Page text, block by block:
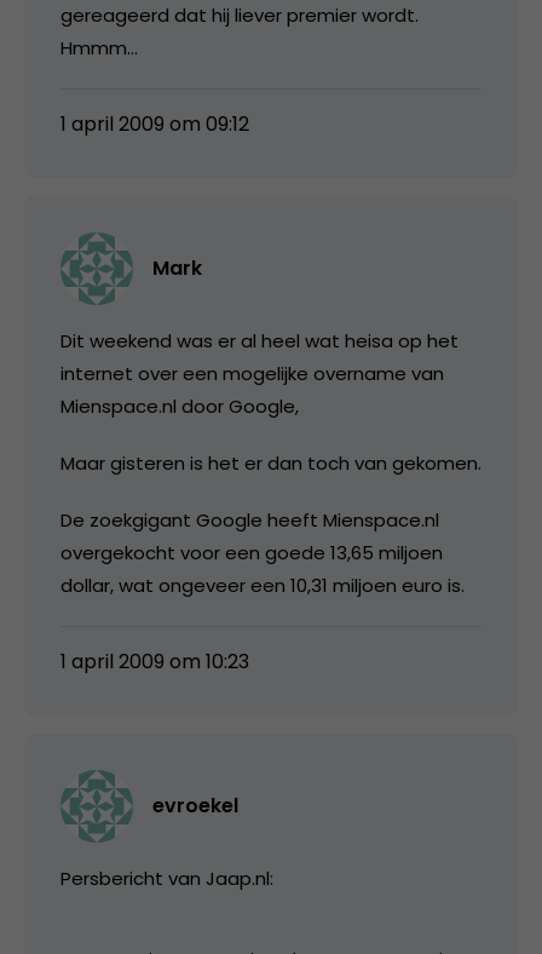
gereageerd dat hij liever premier wordt.
Hmmm…
1 april 2009 om 09:12
Mark
Dit weekend was er al heel wat heisa op het
internet over een mogelijke overname van
Mienspace.nl door Google,
Maar gisteren is het er dan toch van gekomen.
De zoekgigant Google heeft Mienspace.nl
overgekocht voor een goede 13,65 miljoen
dollar, wat ongeveer een 10,31 miljoen euro is.
1 april 2009 om 10:23
evroekel
Persbericht van Jaap.nl: